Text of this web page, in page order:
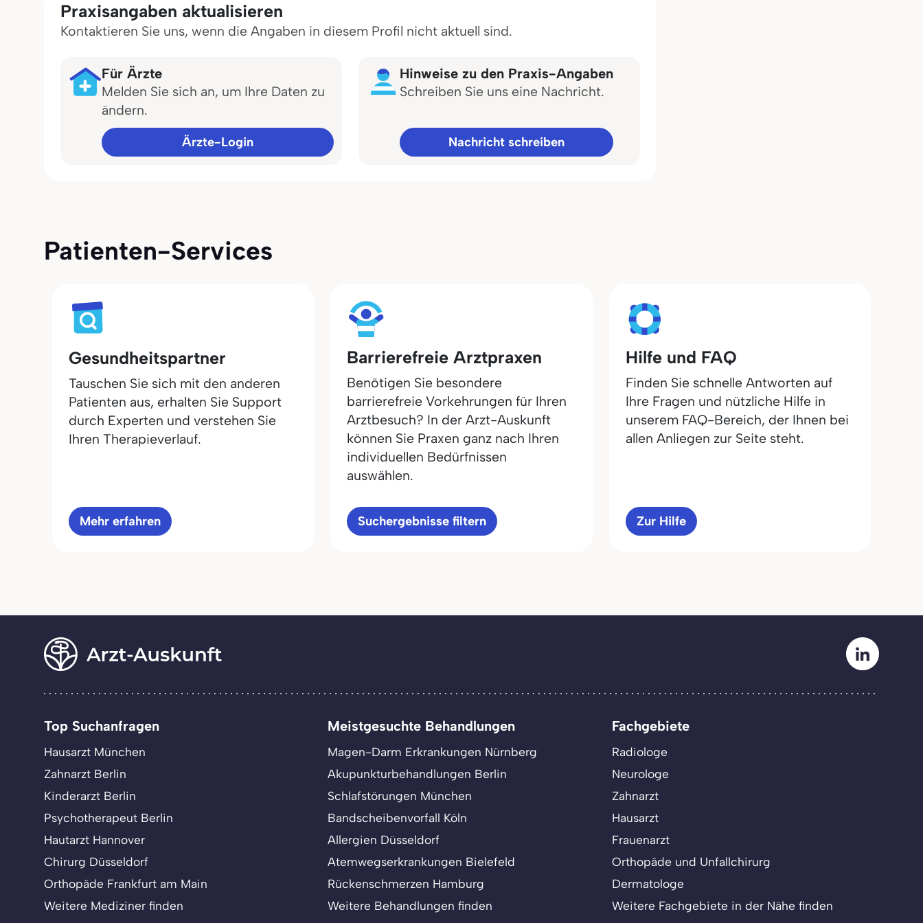
Praxisangaben aktualisieren
Kontaktieren Sie uns, wenn die Angaben in diesem Profil nicht aktuell sind.
Für Ärzte
Melden Sie sich an, um Ihre Daten zu
ändern.
Ärzte-Login
Hinweise zu den Praxis-Angaben
Schreiben Sie uns eine Nachricht.
Nachricht schreiben
Patienten-Services
Gesundheitspartner
Tauschen Sie sich mit den anderen
Patienten aus, erhalten Sie Support
durch Experten und verstehen Sie
Ihren Therapieverlauf.
Mehr erfahren
Barrierefreie Arztpraxen
Benötigen Sie besondere
barrierefreie Vorkehrungen für Ihren
Arztbesuch? In der Arzt-Auskunft
können Sie Praxen ganz nach Ihren
individuellen Bedürfnissen
auswählen.
Suchergebnisse filtern
Hilfe und FAQ
Finden Sie schnelle Antworten auf
Ihre Fragen und nützliche Hilfe in
unserem FAQ-Bereich, der Ihnen bei
allen Anliegen zur Seite steht.
Zur Hilfe
Top Suchanfragen
Hausarzt München
Zahnarzt Berlin
Kinderarzt Berlin
Psychotherapeut Berlin
Hautarzt Hannover
Chirurg Düsseldorf
Orthopäde Frankfurt am Main
Weitere Mediziner finden
Meistgesuchte Behandlungen
Magen-Darm Erkrankungen Nürnberg
Akupunkturbehandlungen Berlin
Schlafstörungen München
Bandscheibenvorfall Köln
Allergien Düsseldorf
Atemwegserkrankungen Bielefeld
Rückenschmerzen Hamburg
Weitere Behandlungen finden
Fachgebiete
Radiologe
Neurologe
Zahnarzt
Hausarzt
Frauenarzt
Orthopäde und Unfallchirurg
Dermatologe
Weitere Fachgebiete in der Nähe finden